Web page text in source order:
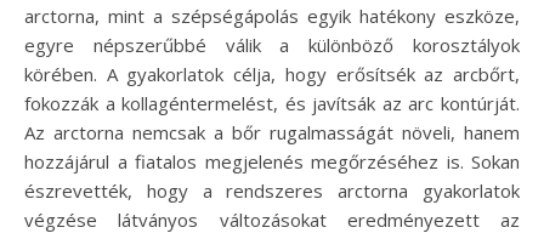
arctorna, mint a szépségápolás egyik hatékony eszköze,
egyre népszerűbbé válik a különböző korosztályok
körében. A gyakorlatok célja, hogy erősítsék az arcbőrt,
fokozzák a kollagéntermelést, és javítsák az arc kontúrját.
Az arctorna nemcsak a bőr rugalmasságát növeli, hanem
hozzájárul a fiatalos megjelenés megőrzéséhez is. Sokan
észrevették, hogy a rendszeres arctorna gyakorlatok
végzése látványos változásokat eredményezett az